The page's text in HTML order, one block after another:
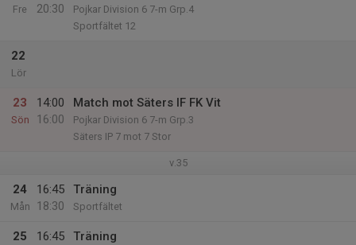
Fre
20:30
Pojkar Division 6 7-m Grp.4
Sportfältet 12
22
Lör
23
Sön
14:00
16:00
Match mot Säters IF FK Vit
Pojkar Division 6 7-m Grp.3
Säters IP 7 mot 7 Stor
v.35
24
Mån
16:45
18:30
Träning
Sportfältet
25
16:45
Träning